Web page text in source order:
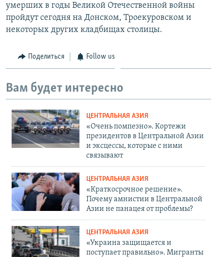
умерших в годы Великой Отечественной войны
пройдут сегодня на Донском, Троекуровском и
некоторых других кладбищах столицы.
Поделиться Follow us
Вам будет интересно
ЦЕНТРАЛЬНАЯ АЗИЯ
«Очень помпезно». Кортежи
президентов в Центральной Азии
и эксцессы, которые с ними
связывают
ЦЕНТРАЛЬНАЯ АЗИЯ
«Краткосрочное решение».
Почему амнистии в Центральной
Азии не панацея от проблемы?
ЦЕНТРАЛЬНАЯ АЗИЯ
«Украина защищается и
поступает правильно». Мигранты